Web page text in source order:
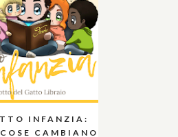
INFANZIA:
CAMBIANO